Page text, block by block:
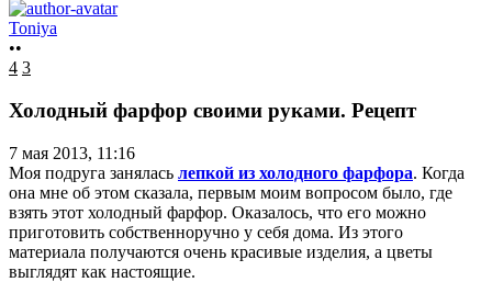
Toniya
••
4 3
Холодный фарфор своими руками. Рецепт
7 мая 2013, 11:16
Моя подруга занялась лепкой из холодного фарфора. Когда
она мне об этом сказала, первым моим вопросом было, где
взять этот холодный фарфор. Оказалось, что его можно
приготовить собственноручно у себя дома. Из этого
материала получаются очень красивые изделия, а цветы
выглядят как настоящие.